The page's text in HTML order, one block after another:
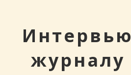
Интервью
журналу